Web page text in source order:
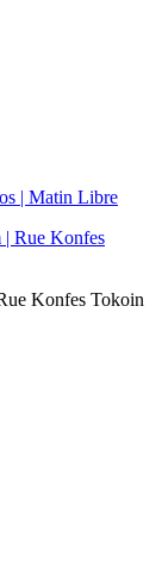
| Matin Libre
Konfes Tokoin